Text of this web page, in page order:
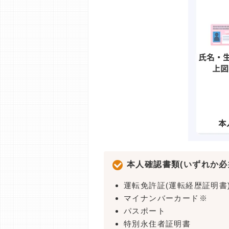
本人確認書類(いずれか
運転免許証(運転経歴証明
マイナンバーカード※
パスポート
特別永住者証明書